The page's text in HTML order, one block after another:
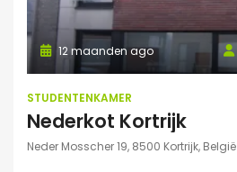
12 maanden ago
STUDENTENKAMER
Nederkot Kortrijk
Neder Mosscher 19, 8500 Kortrijk, België